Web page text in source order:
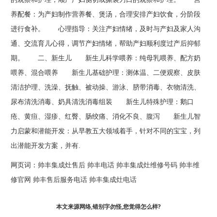
养配餐：为产妇制作营养餐、煲汤，合理安排产妇饮食，分阶段
进行食补。 心理指导：关注产妇情绪，及时与产妇及家人沟
通、交流育儿心得，调节产妇情绪，帮助产妇顺利度过产后抑郁
期。 二、新生儿 新生儿科学喂养：纯母乳喂养、配方奶
喂养、混合喂养 新生儿基础护理：测体温、二便观察、皮肤
清洁护理、洗澡、抚触、被动操、游泳、脐带消毒、衣物清洗、
尿布清洗消毒、奶具清洗消毒组装 新生儿特殊护理：鹅口
疮、黄疸、湿疹、红臀、肠绞痛、消化不良、腹泻 新生儿智
力启蒙和潜能开发：从早教五大领域着手，针对不同的宝宝，列
出潜能开发方案，并有.
网页词： 帅丰集成灶售后 帅丰电话 帅丰集成灶维修号码 帅丰维
修官网 帅丰售后服务电话 帅丰集成灶电话
本文来源网络,错别字勿怪,您觉得怎么样?